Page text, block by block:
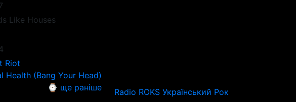
Like Houses
Riot
Health (Bang Your Head)
⌚ ще раніше
Radio ROKS Український Рок